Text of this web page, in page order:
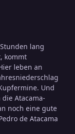
lang
kommt
leben an
Und
Atacama-
noch eine gute
de Atacama